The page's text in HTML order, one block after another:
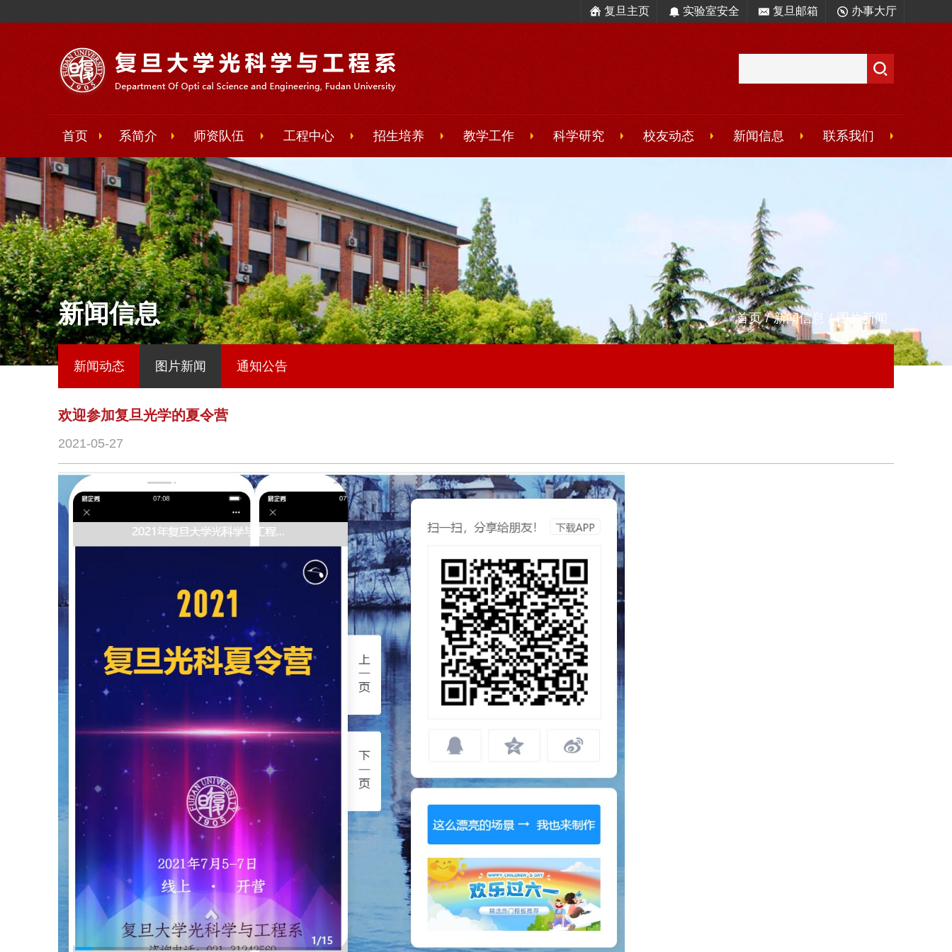
复旦主页 实验室安全 复旦邮箱 办事大厅
首页 系简介 师资队伍 工程中心 招生培养 教学工作 科学研究 校友动态 新闻信息 联系我们
新闻信息 首页 / 新闻信息 / 图片新闻
新闻动态 图片新闻 通知公告
欢迎参加复旦光学的夏令营
2021-05-27